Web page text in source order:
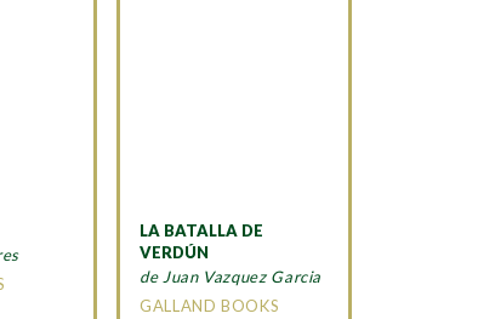
LA BATALLA DE
VERDÚN
de Juan Vazquez Garcia
GALLAND BOOKS